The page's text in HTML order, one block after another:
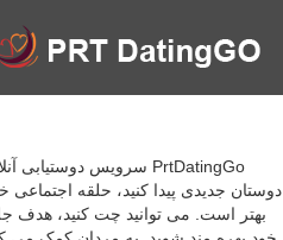
دوستان جدیدی پیدا کنید، حلقه اجتماعی
بهتر است. می توانید چت کنید، هدف